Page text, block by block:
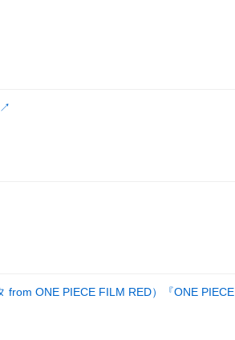
↗
from ONE PIECE FILM RED）『ONE PIECE